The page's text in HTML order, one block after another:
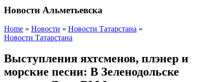
Новости Альметьевска
Home » Новости » Новости Татарстана »
Новости Татарстана
Выступления яхтсменов, плэнер и
морские песни: В Зеленодольске